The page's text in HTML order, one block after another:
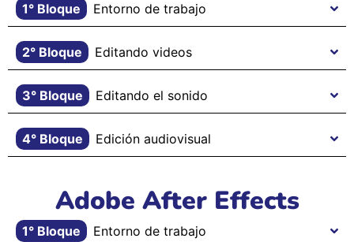
1° Bloque Entorno de trabajo
2° Bloque Editando videos
3° Bloque Editando el sonido
4° Bloque Edición audiovisual
Adobe After Effects
1° Bloque Entorno de trabajo